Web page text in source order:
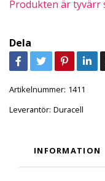
Produkten är tyvärr
Dela
Artikelnummer: 1411
Leverantör: Duracell
INFORMATION